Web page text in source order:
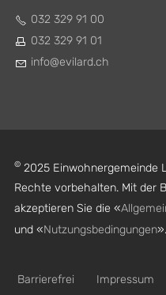
032 329 91 00
032 329 91 01
nf
v l rd ch
© 2025 Einwohnergemeinde
Rechte vorbehalten. Mit der
akzeptieren Sie die «
und «Nutzungsbedingungen».
Barrierefrei Impressum